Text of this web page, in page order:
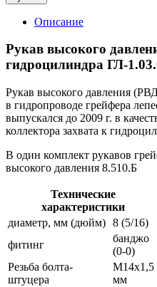
Описание
Рукав высокого
гидроцилиндра ГЛ-
Рукав высокого давления
в гидропроводе грейфера
выпускался до 2009 г. в
коллектора захвата к
В один комплект рукавов
высокого давления 8.510.Б
Технические
характеристики
диаметр, мм (дюйм) 8 (5/16)
фитинг
банджо
(0-0)
Резьба болта-
штуцера
М14х1,5
мм